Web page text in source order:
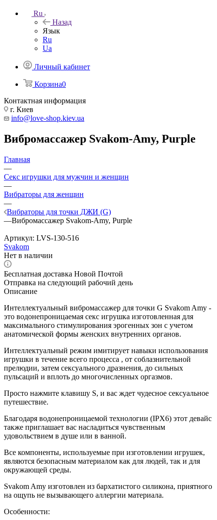
Ru
Назад
Язык
Ru
Ua
Личный кабинет
Корзина0
Контактная информация
г. Киев
info@love-shop.kiev.ua
Вибромассажер Svakom-Amy, Purple
Главная
—
Секс игрушки для мужчин и женщин
—
Вибраторы для женщин
—
Вибраторы для точки ДЖИ (G)
—Вибромассажер Svakom-Amy, Purple
Артикул: LVS-130-516
Svakom
Нет в наличии
Бесплатная доставка Новой Почтой
Отправка на следующий рабочий день
Описание
Интеллектуальный вибромассажер для точки G Svakom Amy -
это водонепроницаемая секс игрушка изготовленная для
максимального стимулирования эрогенных зон с учетом
анатомической формы женских внутренних органов.
Интеллектуальный режим имитирует навыки использования
игрушки в течение всего процесса , от соблазнительной
прелюдии, затем сексуального дразнения, до сильных
пульсаций и вплоть до многочисленных оргазмов.
Просто нажмите клавишу S, и вас ждет чудесное сексуальное
путешествие.
Благодаря водонепроницаемой технологии (IPX6) этот девайс
также приглашает вас насладиться чувственным
удовольствием в душе или в ванной.
Все компоненты, используемые при изготовлении игрушек,
являются безопасным материалом как для людей, так и для
окружающей среды.
Svakom Amy изготовлен из бархатистого силикона, приятного
на ощупь не вызывающего аллергии материала.
Особенности: